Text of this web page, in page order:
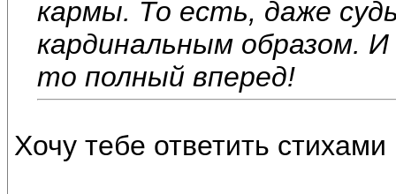
кармы. То есть, даже
кардинальным образом.
то полный вперед!
Хочу тебе ответить